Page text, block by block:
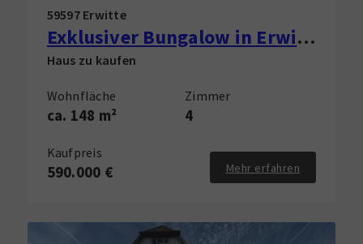
59597 Erwitte
Exklusiver Bungalow in Erwitte zu verkaufen!
Haus zu kaufen
Wohnfläche
ca. 148 m²
Zimmer
4
Kaufpreis
590.000 € Mehr erfahren